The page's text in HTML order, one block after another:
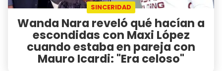
SINCERIDAD
Wanda Nara reveló qué hacían a
escondidas con Maxi López
cuando estaba en pareja con
Mauro Icardi: "Era celoso"